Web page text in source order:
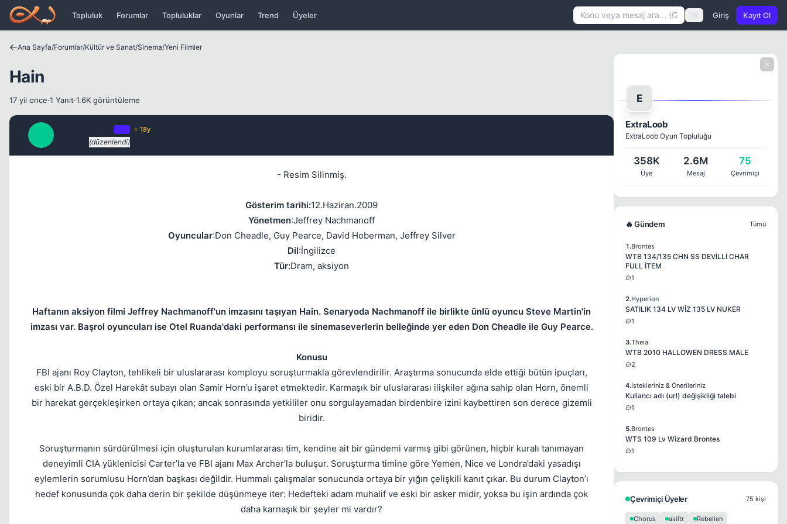
Icerige atla
Topluluk Forumlar Topluluklar Oyunlar Trend Üyeler TR Giriş Kayıt Ol
Ana Sayfa/Forumlar/Kültür ve Sanat/Sinema/Yeni Filmler
Hain
17 yil once·1 Yanıt·1.6K görüntüleme
⭐ 18y
(düzenlendi)
- Resim Silinmiş.
Gösterim tarihi:12.Haziran.2009
Yönetmen:Jeffrey Nachmanoff
Oyuncular:Don Cheadle, Guy Pearce, David Hoberman, Jeffrey Silver
Dil:İngilizce
Tür:Dram, aksiyon
Haftanın aksiyon filmi Jeffrey Nachmanoff'un imzasını taşıyan Hain. Senaryoda Nachmanoff ile birlikte ünlü oyuncu Steve Martin'in
imzası var. Başrol oyuncuları ise Otel Ruanda'daki performansı ile sinemaseverlerin belleğinde yer eden Don Cheadle ile Guy Pearce.
Konusu
FBI ajanı Roy Clayton, tehlikeli bir uluslararası komployu soruşturmakla görevlendirilir. Araştırma sonucunda elde ettiği bütün ipuçları,
eski bir A.B.D. Özel Harekât subayı olan Samir Horn’u işaret etmektedir. Karmaşık bir uluslararası ilişkiler ağına sahip olan Horn, önemli
bir harekat gerçekleşirken ortaya çıkan; ancak sonrasında yetkililer onu sorgulayamadan birdenbire izini kaybettiren son derece gizemli
biridir.
Soruşturmanın sürdürülmesi için oluşturulan kurumlararası tim, kendine ait bir gündemi varmış gibi görünen, hiçbir kuralı tanımayan
deneyimli CIA yüklenicisi Carter’la ve FBI ajanı Max Archer’la buluşur. Soruşturma timine göre Yemen, Nice ve Londra’daki yasadışı
eylemlerin sorumlusu Horn’dan başkası değildir. Hummalı çalışmalar sonucunda ortaya bir yığın çelişkili kanıt çıkar. Bu durum Clayton’ı
hedef konusunda çok daha derin bir şekilde düşünmeye iter: Hedefteki adam muhalif ve eski bir asker midir, yoksa bu işin ardında çok
daha karnaşık bir şeyler mi vardır?
E
ExtraLoob
ExtraLoob Oyun Topluluğu
358K
Üye
2.6M
Mesaj
75
Çevrimiçi
🔥 Gündem Tümü
1.Brontes
WTB 134/135 CHN SS DEVİLLİ CHAR
FULL İTEM
1
2.Hyperion
SATILIK 134 LV WİZ 135 LV NUKER
1
3.Theia
WTB 2010 HALLOWEN DRESS MALE
2
4.İstekleriniz & Önerileriniz
Kullancı adı (url) değişikliği talebi
1
5.Brontes
WTS 109 Lv Wizard Brontes
1
Çevrimiçi Üyeler 75 kişi
Chorus asiltr
Rebellen